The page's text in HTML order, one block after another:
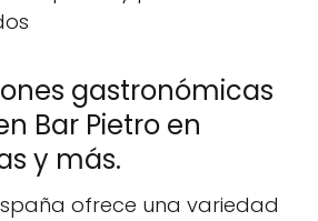
gastronómicas
Bar Pietro en
y más.
ofrece una variedad